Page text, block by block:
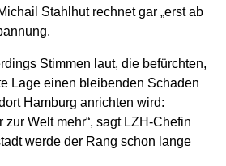
Stahlhut rechnet gar „erst ab
Stimmen laut, die befürchten,
Lage einen bleibenden Schaden
Hamburg anrichten wird:
zur Welt mehr“, sagt LZH-Chefin
werde der Rang schon lange